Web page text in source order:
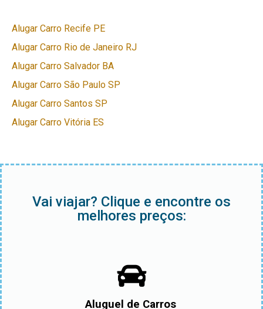
Alugar Carro Recife PE
Alugar Carro Rio de Janeiro RJ
Alugar Carro Salvador BA
Alugar Carro São Paulo SP
Alugar Carro Santos SP
Alugar Carro Vitória ES
Vai viajar? Clique e encontre os
melhores preços:
Aluguel de Carros